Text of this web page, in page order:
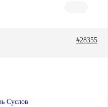
#28355
Суслов